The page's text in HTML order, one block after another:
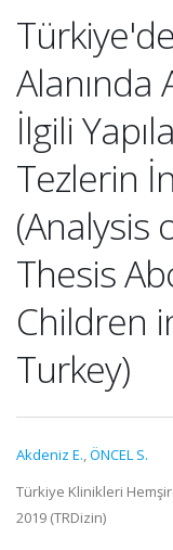
Alanında
İlgili
Tezlerin
(Analysis
Thesis
Children
Turkey)
Akdeniz E.,ÖNCEL S.
Türkiye Klinikleri
2019 (TRDizin)